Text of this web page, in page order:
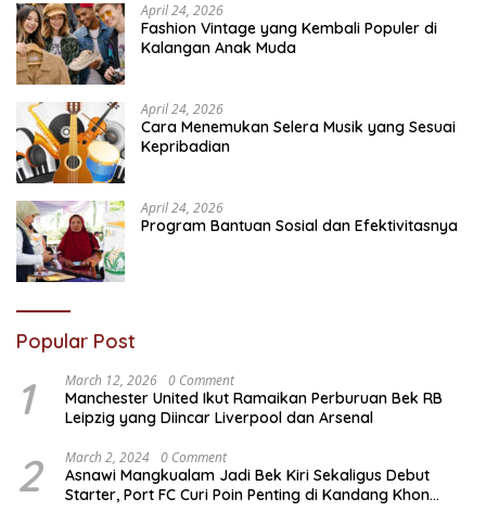
April 24, 2026
Fashion Vintage yang Kembali Populer di
Kalangan Anak Muda
April 24, 2026
Cara Menemukan Selera Musik yang Sesuai
Kepribadian
April 24, 2026
Program Bantuan Sosial dan Efektivitasnya
Popular Post
1 March 12, 2026 0 Comment
Manchester United Ikut Ramaikan Perburuan Bek RB
Leipzig yang Diincar Liverpool dan Arsenal
2 March 2, 2024 0 Comment
Asnawi Mangkualam Jadi Bek Kiri Sekaligus Debut
Starter, Port FC Curi Poin Penting di Kandang Khon